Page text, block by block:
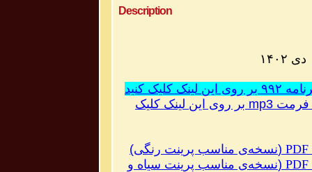
Description
کنید
فرمت mp3 بر روی این لینک کلیک
PDF
(نسخه‌ی مناسب پرینت رنگی)
PDF
(نسخه‌ی مناسب پرینت سیاه و